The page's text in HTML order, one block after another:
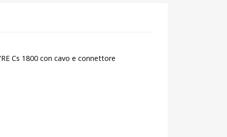
Cs 1800 con cavo e connettore